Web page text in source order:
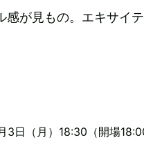
感が見もの。エキサイ
3日（月）18:30（開場